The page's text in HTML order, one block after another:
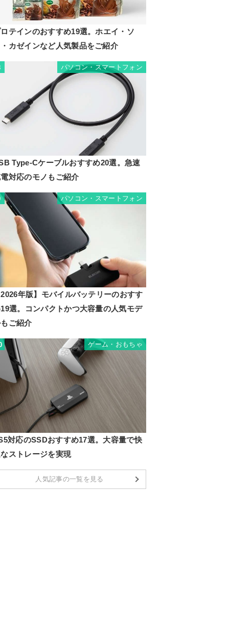
テインのおすすめ19選。ホエイ・ソ
カゼインなど人気製品をご紹介
パソコン・スマートフォン
Type-Cケーブルおすすめ20選。急速
対応のモノもご紹介
パソコン・スマートフォン
年版】モバイルバッテリーのおすす
選。コンパクトかつ大容量の人気モデ
ご紹介
ゲーム・おもちゃ
対応のSSDおすすめ17選。大容量で快
ストレージを実現
人気記事の一覧を見る